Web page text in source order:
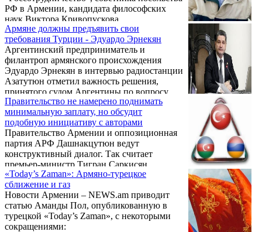
РФ в Армении, кандидата философских
наук Виктора Кривопускова
информагентству АрмИнфо.
Армяне должны предъявить свои
требования Турции - Эдуардо Эрнекян
Аргентинский предприниматель и
филантроп армянского происхождения
Эдуардо Эрнекян в интервью радиостанции
Азатутюн отметил важность решения,
принятого судом Аргентины по вопросу
Геноцида армян.
Правительство не намерено поднимать
минимальную заплату, но обсудит
подобную инициативу с авторами
Правительство Армении и оппозиционная
партия АРФ Дашнакцутюн ведут
конструктивный диалог. Так считает
премьер-министр Тигран Саркисян.
«Today’s Zaman»: Армяно-турецкое
сближение и газ
Новости Армении – NEWS.am приводит
статью Аманды Пол, опубликованную в
турецкой «Today’s Zaman», с некоторыми
сокращениями: